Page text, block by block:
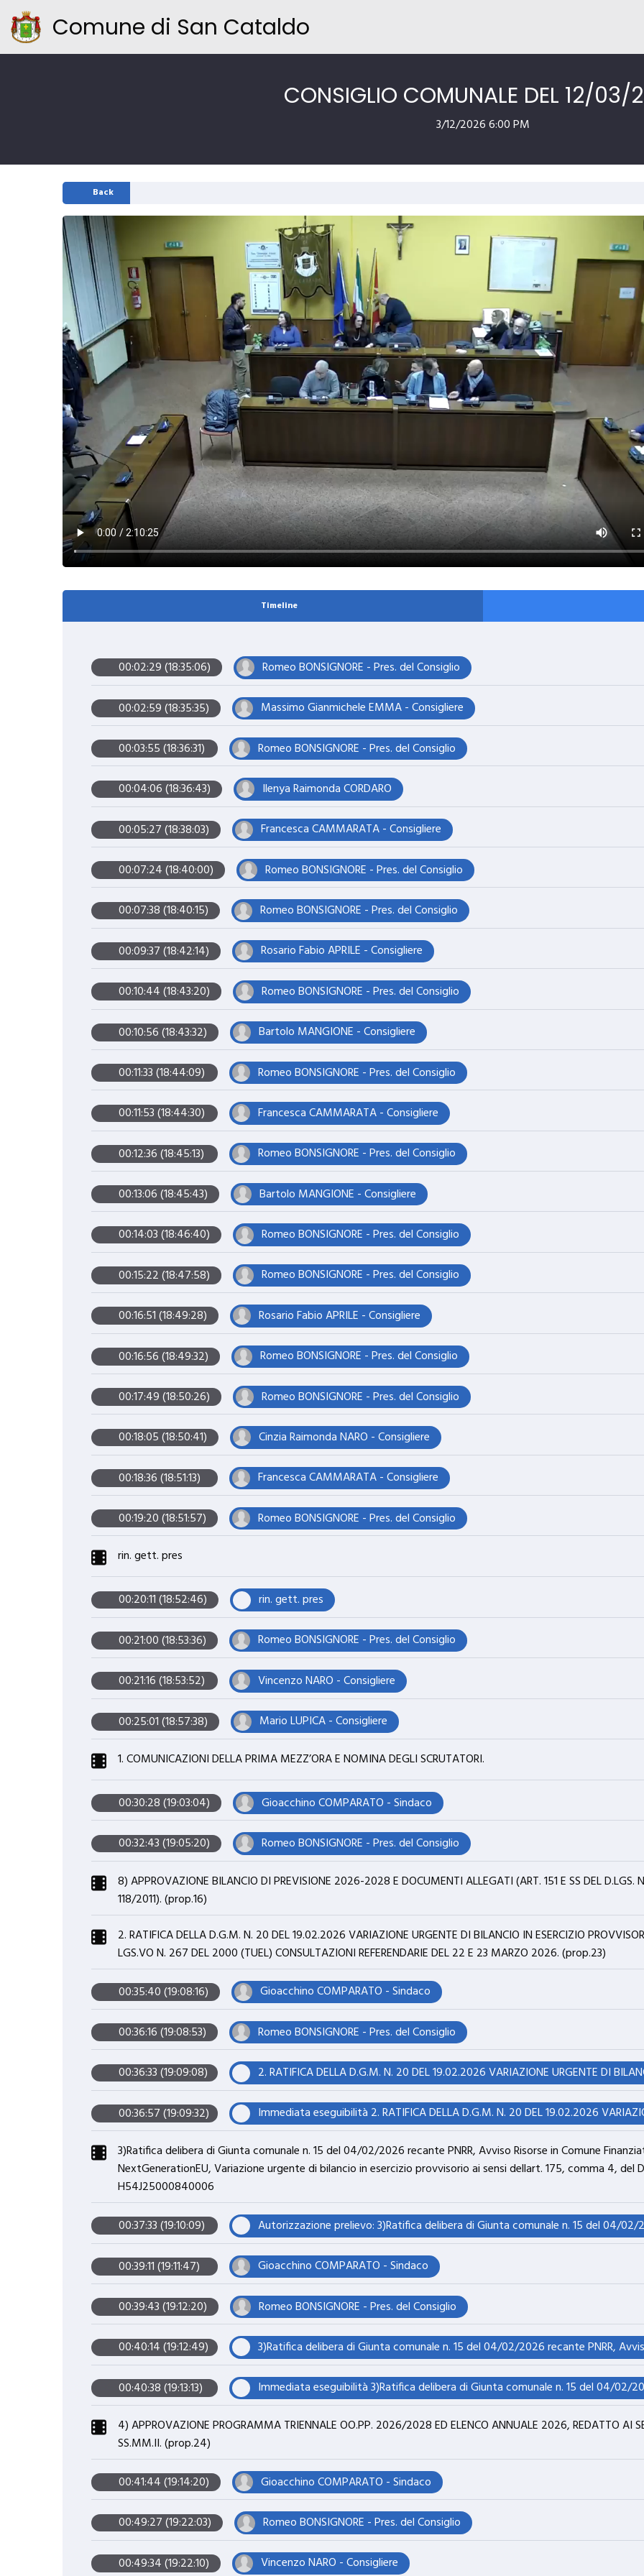
Comune di San Cataldo
CONSIGLIO COMUNALE DEL 12/03/
3/12/2026 6:00 PM
Back
Timeline
00:02:29 (18:35:06) Romeo BONSIGNORE - Pres. del Consiglio
00:02:59 (18:35:35) Massimo Gianmichele EMMA - Consigliere
00:03:55 (18:36:31) Romeo BONSIGNORE - Pres. del Consiglio
00:04:06 (18:36:43) Ilenya Raimonda CORDARO
00:05:27 (18:38:03) Francesca CAMMARATA - Consigliere
00:07:24 (18:40:00) Romeo BONSIGNORE - Pres. del Consiglio
00:07:38 (18:40:15) Romeo BONSIGNORE - Pres. del Consiglio
00:09:37 (18:42:14) Rosario Fabio APRILE - Consigliere
00:10:44 (18:43:20) Romeo BONSIGNORE - Pres. del Consiglio
00:10:56 (18:43:32) Bartolo MANGIONE - Consigliere
00:11:33 (18:44:09) Romeo BONSIGNORE - Pres. del Consiglio
00:11:53 (18:44:30) Francesca CAMMARATA - Consigliere
00:12:36 (18:45:13) Romeo BONSIGNORE - Pres. del Consiglio
00:13:06 (18:45:43) Bartolo MANGIONE - Consigliere
00:14:03 (18:46:40) Romeo BONSIGNORE - Pres. del Consiglio
00:15:22 (18:47:58) Romeo BONSIGNORE - Pres. del Consiglio
00:16:51 (18:49:28) Rosario Fabio APRILE - Consigliere
00:16:56 (18:49:32) Romeo BONSIGNORE - Pres. del Consiglio
00:17:49 (18:50:26) Romeo BONSIGNORE - Pres. del Consiglio
00:18:05 (18:50:41) Cinzia Raimonda NARO - Consigliere
00:18:36 (18:51:13) Francesca CAMMARATA - Consigliere
00:19:20 (18:51:57) Romeo BONSIGNORE - Pres. del Consiglio
rin. gett. pres
00:20:11 (18:52:46) rin. gett. pres
00:21:00 (18:53:36) Romeo BONSIGNORE - Pres. del Consiglio
00:21:16 (18:53:52) Vincenzo NARO - Consigliere
00:25:01 (18:57:38) Mario LUPICA - Consigliere
1. COMUNICAZIONI DELLA PRIMA MEZZ’ORA E NOMINA DEGLI SCRUTATORI.
00:30:28 (19:03:04) Gioacchino COMPARATO - Sindaco
00:32:43 (19:05:20) Romeo BONSIGNORE - Pres. del Consiglio
8) APPROVAZIONE BILANCIO DI PREVISIONE 2026-2028 E DOCUMENTI ALLEGATI (ART. 151 E SS DEL D.LGS.
118/2011). (prop.16)
2. RATIFICA DELLA D.G.M. N. 20 DEL 19.02.2026 VARIAZIONE URGENTE DI BILANCIO IN ESERCIZIO
LGS.VO N. 267 DEL 2000 (TUEL) CONSULTAZIONI REFERENDARIE DEL 22 E 23 MARZO 2026. (prop.23)
00:35:40 (19:08:16) Gioacchino COMPARATO - Sindaco
00:36:16 (19:08:53) Romeo BONSIGNORE - Pres. del Consiglio
00:36:33 (19:09:08)
00:36:57 (19:09:32)
3)Ratifica delibera di Giunta comunale n. 15 del 04/02/2026 recante PNRR, Avviso Risorse in Comune
NextGenerationEU, Variazione urgente di bilancio in esercizio provvisorio ai sensi dellart. 175, comma 4, del
H54J25000840006
00:37:33 (19:10:09)
00:39:11 (19:11:47) Gioacchino COMPARATO - Sindaco
00:39:43 (19:12:20) Romeo BONSIGNORE - Pres. del Consiglio
00:40:14 (19:12:49)
00:40:38 (19:13:13)
4) APPROVAZIONE PROGRAMMA TRIENNALE OO.PP. 2026/2028 ED ELENCO ANNUALE 2026, REDATTO AI
SS.MM.II. (prop.24)
00:41:44 (19:14:20) Gioacchino COMPARATO - Sindaco
00:49:27 (19:22:03) Romeo BONSIGNORE - Pres. del Consiglio
00:49:34 (19:22:10) Vincenzo NARO - Consigliere